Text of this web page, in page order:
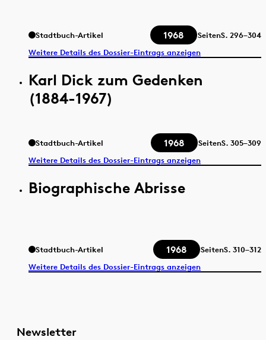
Stadtbuch-Artikel 1968 SeitenS. 296–304
Weitere Details des Dossier-Eintrags anzeigen
Karl Dick zum Gedenken
(1884-1967)
Stadtbuch-Artikel 1968 SeitenS. 305–309
Weitere Details des Dossier-Eintrags anzeigen
Biographische Abrisse
Stadtbuch-Artikel 1968 SeitenS. 310–312
Weitere Details des Dossier-Eintrags anzeigen
Newsletter